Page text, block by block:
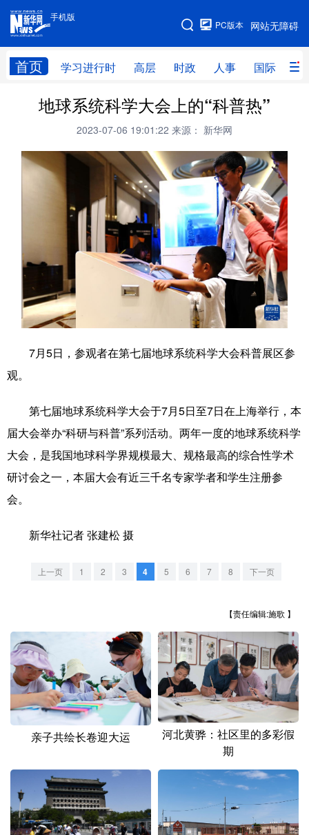
手机版
网站无障碍
PC版本
首页 学习进行时 高层 时政 人事 国际 财
手机版
网站地图
学习进行时 高层 时政 人事
财经 网评
台湾 思客智库 全球连线 教育
科创 量子 体育
书画 健康 军事
视频 图片 政务
法律 中央文件 金融 汽车
食品 信息化 数字经济
文化产业
地方频道
北京 天津
湖南
广东 广西 海南 重庆
四川 贵州 云南 西藏
陕西 甘肃 青海 宁夏
新疆 内蒙古 黑龙江
多语种频道
English Español Français عربى
地球系统科学大会上的“科普热”
2023-07-06 19:01:22 来源： 新华网
7月5日，参观者在第七届地球系统科学大会科普展区参
观。
第七届地球系统科学大会于7月5日至7日在上海举行，本
届大会举办“科研与科普”系列活动。两年一度的地球系统科学
大会，是我国地球科学界规模最大、规格最高的综合性学术
研讨会之一，本届大会有近三千名专家学者和学生注册参
会。
新华社记者 张建松 摄
上一页 1 2 3 4 5 6 7 8 下一页
【责任编辑:施歌 】
亲子共绘长卷迎大运
河北黄骅：社区里的多彩假
期